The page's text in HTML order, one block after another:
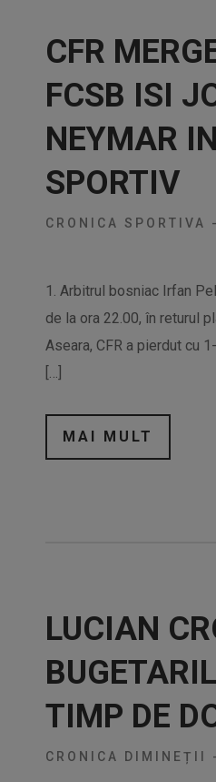
CFR
FCSB ISI
NEYMAR
SPORTIV
CRONICA SPORTIVA -
1. Arbitrul bosniac Irfan
de la ora 22.00, în returul
Aseara, CFR a pierdut cu
[…]
MAI MULT
LUCIAN
TIMP DE
CRONICA DIMINEȚII -